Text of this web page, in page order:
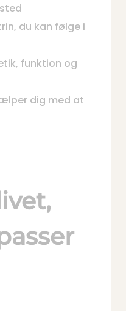
du kan følge i
funktion og
dig med at